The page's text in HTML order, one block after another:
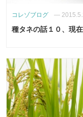
コレゾブログ —
種タネの話１０、現